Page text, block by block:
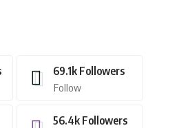
69.1k Followers
Follow
56.4k Followers